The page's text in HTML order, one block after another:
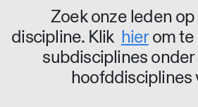
Zoek onze leden
discipline. Klik hierom te
subdisciplines
hoofddisciplines